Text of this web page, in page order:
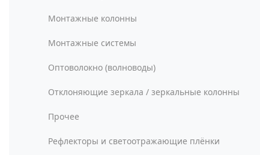
Монтажные колонны
Монтажные системы
Оптоволокно (волноводы)
Отклоняющие зеркала / зеркальные колонны
Прочее
Рефлекторы и светоотражающие плёнки